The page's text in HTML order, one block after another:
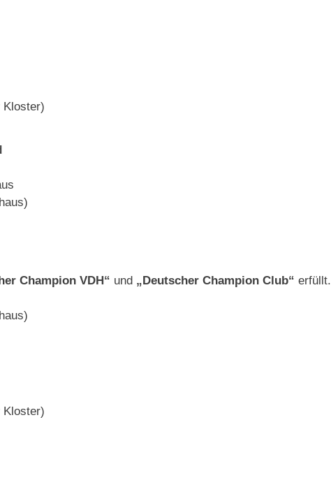
Kloster)
Champion VDH“ und „Deutscher Champion Club“erfüllt.
Kloster)